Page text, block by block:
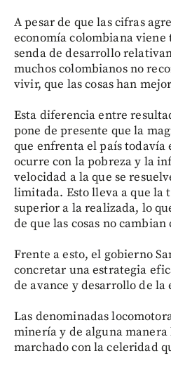
A pesar de que las cifras
economía colombiana
senda de desarrollo
muchos colombianos no
vivir, que las cosas han
Esta diferencia entre
pone de presente que la
que enfrenta el país todavía
ocurre con la pobreza y la
velocidad a la que se
limitada. Esto lleva a que la
superior a la realizada, lo
de que las cosas no
Frente a esto, el gobierno
concretar una estrategia
de avance y desarrollo de la
Las denominadas
minería y de alguna
marchado con la celeridad